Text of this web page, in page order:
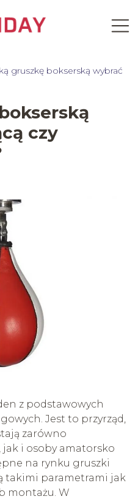
gruszkę bokserską wybrać
czy
z podstawowych
Jest to przyrząd,
zarówno
i osoby amatorsko
na rynku gruszki
takimi parametrami jak
montażu. W